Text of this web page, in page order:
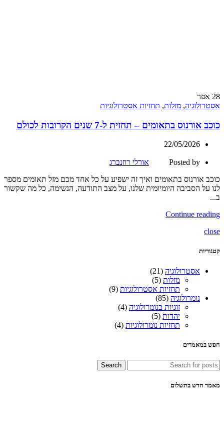
28 אפר
אסטרולוגיה, מזלות, תחזיות אסטרולוגיות
כוכב אורנוס בתאומים – תחזית ל-7 שנים הקרובות לכולם
22/05/2026
Posted by
אורלי רוזנברג
כוכב אורנוס בתאומים ואיך זה ישפיע על כל אחד מכם מזל תאומים מספר
לנו על הסביבה היומיומית שלנו, על מצב התודעה, הנשימה, כל מה שקשור
ב...
Continue reading
close
קטגוריות
אסטרולוגיה (21)
מזלות (5)
תחזיות אסטרולוגיות (9)
נומרולוגיה (85)
זוגיות בנומרולוגיה (4)
יהדות (5)
תחזיות נומרולוגיות (4)
חפש במאמרים
Search
מאמר חדש בתשלום